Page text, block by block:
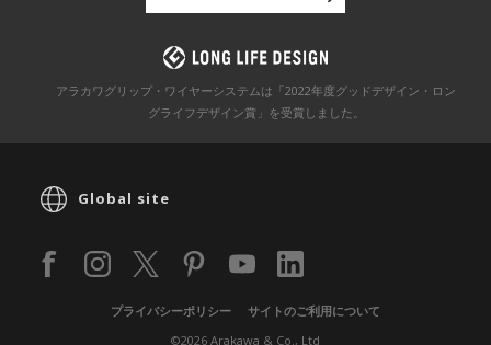
アラカワグリップ・ワイヤーシステムは「2022年度グッドデザイン・ロン
グライフデザイン賞」を受賞しました。
Global site
プライバシーポリシー
サイトのご利用について
©2026 Arakawa & Co., Ltd